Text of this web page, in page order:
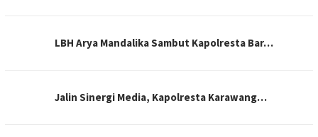
LBH Arya Mandalika Sambut Kapolresta Bar…
Jalin Sinergi Media, Kapolresta Karawang…